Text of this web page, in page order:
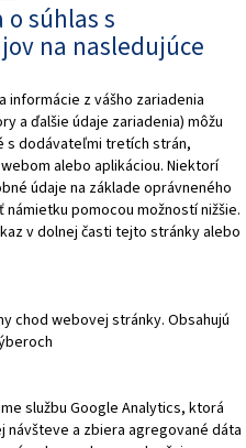
o súhlas s
na nasledujúce
informácie z vášho zariadenia
a ďalšie údaje zariadenia) môžu
s dodávateľmi tretích strán,
alebo aplikáciou. Niektorí
údaje na základe oprávneného
pomocou možností nižšie.
v dolnej časti tejto stránky alebo
chod webovej stránky. Obsahujú
službu Google Analytics, ktorá
návšteve a zbiera agregované dáta